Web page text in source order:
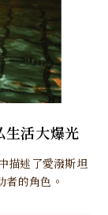
生活大爆光
描述了愛潑斯坦
的角色。